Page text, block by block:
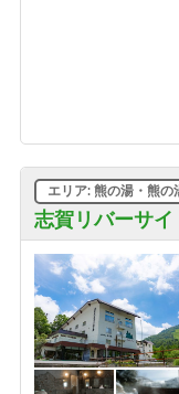
志賀リバーサイ
エリア: 熊の湯・熊の